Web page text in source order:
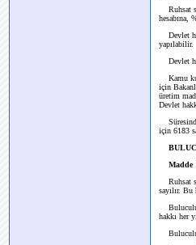
Ruhsat
hesabına,
Devlet
yapılabilir.
Devlet
Kamu
için
üretim
Devlet
için 6183
Madde
Ruhsat
sayılır.
hakkı her